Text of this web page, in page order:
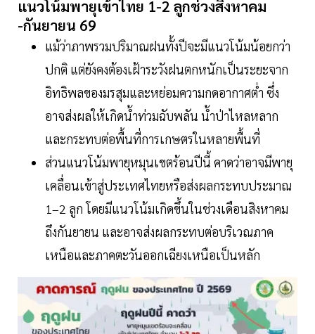
แนวโน้มพายุเข้าไทย 1-2 ลูกช่วงสิงหาคม
-กันยายน 69
แม้ว่าภาพรวมปริมาณฝนทั้งปีจะมีแนวโน้มน้อยกว่า
ปกติ แต่ยังคงต้องเฝ้าระวังฝนตกหนักเป็นระยะจาก
อิทธิพลของมรสุมและหย่อมความกดอากาศต่ำ ซึ่ง
อาจส่งผลให้เกิดน้ำท่วมฉับพลัน น้ำป่าไหลหลาก
และกระทบต่อพื้นที่การเกษตรในหลายพื้นที่
ส่วนแนวโน้มพายุหมุนเขตร้อนปีนี้ คาดว่าอาจมีพายุ
เคลื่อนเข้าสู่ประเทศไทยหรือส่งผลกระทบประมาณ
1–2 ลูก โดยมีแนวโน้มเกิดขึ้นในช่วงเดือนสิงหาคม
ถึงกันยายน และอาจส่งผลกระทบต่อบริเวณภาค
เหนือและภาคตะวันออกเฉียงเหนือเป็นหลัก